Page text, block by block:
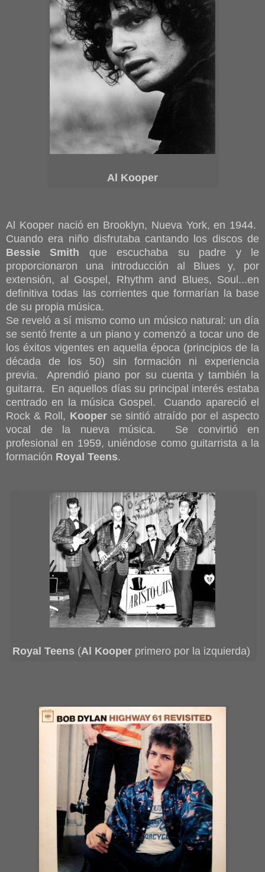
Al Kooper
Al Kooper nació en Brooklyn, Nueva York, en 1944.
Cuando era niño disfrutaba cantando los discos de
Bessie Smith que escuchaba su padre y le
proporcionaron una introducción al Blues y, por
extensión, al Gospel, Rhythm and Blues, Soul...en
definitiva todas las corrientes que formarían la base
de su propia música.
Se reveló a sí mismo como un músico natural: un día
se sentó frente a un piano y comenzó a tocar uno de
los éxitos vigentes en aquella época (principios de la
década de los 50) sin formación ni experiencia
previa. Aprendió piano por su cuenta y también la
guitarra. En aquellos días su principal interés estaba
centrado en la música Gospel. Cuando apareció el
Rock & Roll, Kooperse sintió atraído por el aspecto
vocal de la nueva música. Se convirtió en
profesional en 1959, uniéndose como guitarrista a la
formación Royal Teens.
Royal Teens (Al Kooper primero por la izquierda)